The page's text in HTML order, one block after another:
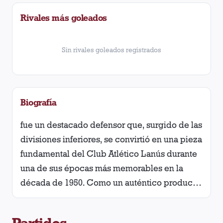
Vélez Sarsfield
Chacarita Juniors
Banfield 2 victorias
San Lorenzo victorias
Independiente
Rivales más goleados
Sin rivales goleados registrados
Biografía
fue un destacado defensor que, surgido de las
divisiones inferiores, se convirtió en una pieza
fundamental del Club Atlético Lanús durante
una de sus épocas más memorables en la
década de 1950. Como un auténtico producto
de la cantera, Prato representó la solidez